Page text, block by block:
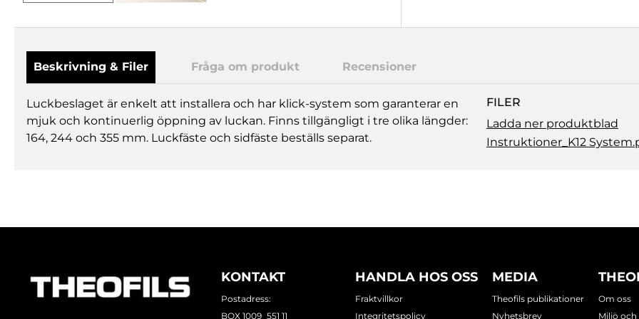
Beskrivning & Filer Fråga om produkt Recensioner
Luckbeslaget är enkelt att installera och har klick-system som garanterar en
mjuk och kontinuerlig öppning av luckan. Finns tillgängligt i tre olika längder:
164, 244 och 355 mm. Luckfäste och sidfäste beställs separat.
FILER
Ladda ner produktblad
Instruktioner_K12
KONTAKT
Postadress:
BOX 1009 551 11
HANDLA HOS OSS
Fraktvillkor
Integritetspolicy
MEDIA
Theofils publikationer
Nyhetsbrev
Om oss
Miljö